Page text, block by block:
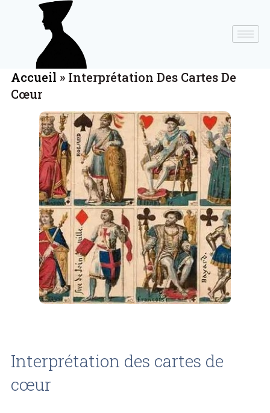
Accueil » Interprétation Des Cartes De
Cœur
Interprétation des cartes de
cœur